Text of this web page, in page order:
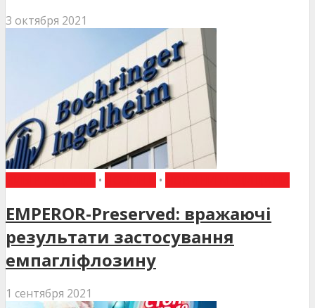
3 октября 2021
• •
EMPEROR-Preserved: вражаючі
результати застосування
емпагліфлозину
1 сентября 2021